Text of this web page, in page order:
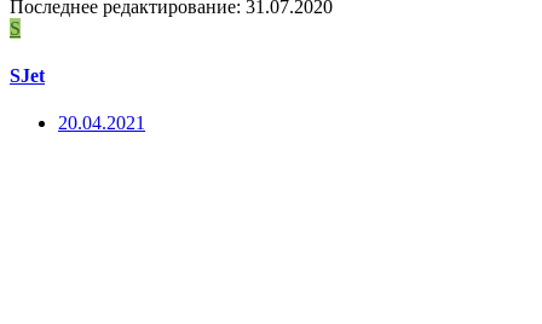
Последнее редактирование: 31.07.2020
S
SJet
20.04.2021